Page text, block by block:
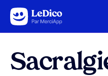
Aller au contenu